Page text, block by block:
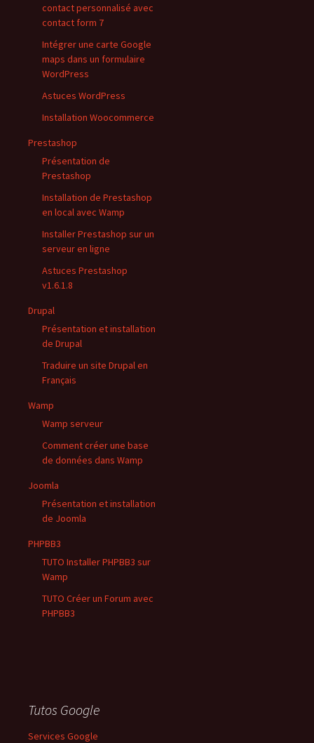
contact personnalisé avec
contact form 7
Intégrer une carte Google
maps dans un formulaire
WordPress
Astuces WordPress
Installation Woocommerce
Prestashop
Présentation de
Prestashop
Installation de Prestashop
en local avec Wamp
Installer Prestashop sur un
serveur en ligne
Astuces Prestashop
v1.6.1.8
Drupal
Présentation et installation
de Drupal
Traduire un site Drupal en
Français
Wamp
Wamp serveur
Comment créer une base
de données dans Wamp
Joomla
Présentation et installation
de Joomla
PHPBB3
TUTO Installer PHPBB3 sur
Wamp
TUTO Créer un Forum avec
PHPBB3
Tutos Google
Services Google